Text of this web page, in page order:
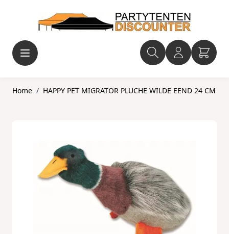
Home / HAPPY PET MIGRATOR PLUCHE WILDE EEND 24 CM